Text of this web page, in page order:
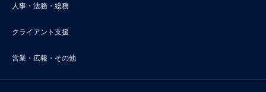
人事・法務・総務
クライアント支援
営業・広報・その他